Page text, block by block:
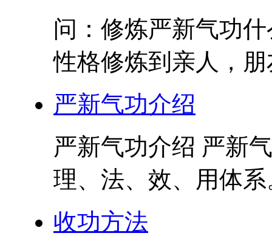
问：修炼严新气功
性格修炼到亲人，
严新气功介绍
严新气功介绍 严新
理、法、效、用体
收功方法